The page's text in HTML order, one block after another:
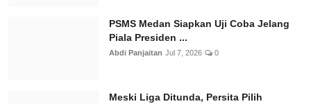
PSMS Medan Siapkan Uji Coba Jelang
Piala Presiden ...
Abdi Panjaitan Jul 7, 2026 0
Meski Liga Ditunda, Persita Pilih